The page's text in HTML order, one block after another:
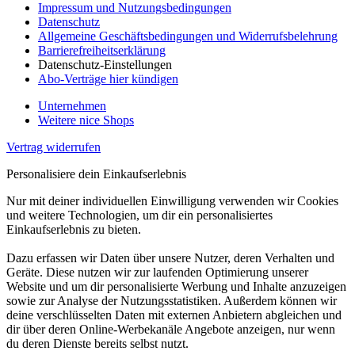
Impressum und Nutzungsbedingungen
Datenschutz
Allgemeine Geschäftsbedingungen und Widerrufsbelehrung
Barrierefreiheitserklärung
Datenschutz-Einstellungen
Abo-Verträge hier kündigen
Unternehmen
Weitere nice Shops
Vertrag widerrufen
Personalisiere dein Einkaufserlebnis
Nur mit deiner individuellen Einwilligung verwenden wir Cookies
und weitere Technologien, um dir ein personalisiertes
Einkaufserlebnis zu bieten.
Dazu erfassen wir Daten über unsere Nutzer, deren Verhalten und
Geräte. Diese nutzen wir zur laufenden Optimierung unserer
Website und um dir personalisierte Werbung und Inhalte anzuzeigen
sowie zur Analyse der Nutzungsstatistiken. Außerdem können wir
deine verschlüsselten Daten mit externen Anbietern abgleichen und
dir über deren Online-Werbekanäle Angebote anzeigen, nur wenn
du deren Dienste bereits selbst nutzt.